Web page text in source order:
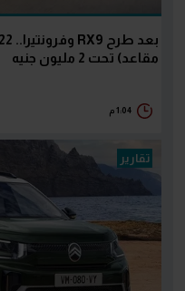
مقاعد) تحت 2 مليون جنيه
1:04 م
تقارير